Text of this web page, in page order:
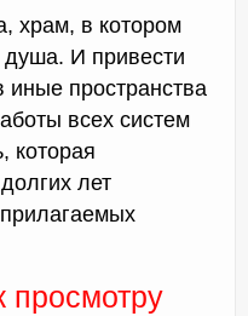
храм, в котором
И привести
иные пространства
всех систем
которая
лет
просмотру